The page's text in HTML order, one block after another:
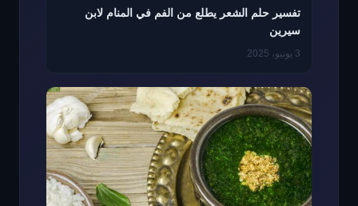
تفسير حلم الشعر يطلع من الفم في المنام لابن
سيرين
3 يونيو، 2025